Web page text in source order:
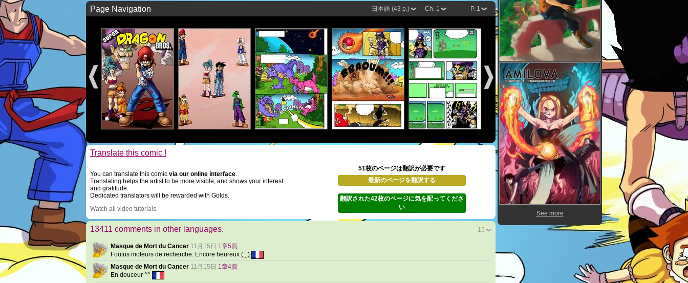
P. 1
Ch. 1
日本語 (43 p.)
Page Navigation
Translate this comic !
You can translate this comic via our online interface.
Translating helps the artist to be more visible, and shows your interest
and gratitude.
Dedicated translators will be rewarded with Golds.
Watch all video tutorials
51枚のページは翻訳が必要です
最新のページを翻訳する
翻訳された42枚のページに気を配ってくださ
い
15
13411 comments in other languages.
Masque de Mort du Cancer 11月15日 1章5頁
Foutus moteurs de recherche. Encore heureux (...)
Masque de Mort du Cancer 11月15日 1章4頁
En douceur ^^
See more